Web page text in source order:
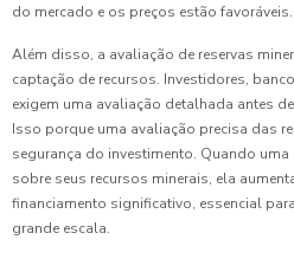
do mercado e os preços estão favoráveis.
Além disso, a avaliação de reservas
captação de recursos. Investidores,
exigem uma avaliação detalhada antes
Isso porque uma avaliação precisa das
segurança do investimento. Quando
sobre seus recursos minerais, ela
financiamento significativo, essencial
grande escala.